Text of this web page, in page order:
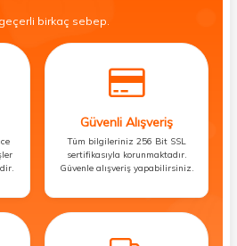
birkaç sebep.
Güvenli Alışveriş
Tüm bilgileriniz 256 Bit SSL
sertifikasıyla korunmaktadır.
Güvenle alışveriş yapabilirsiniz.